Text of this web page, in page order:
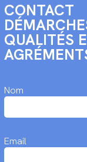
CONTACT
QUALITÉS
Nom
Email